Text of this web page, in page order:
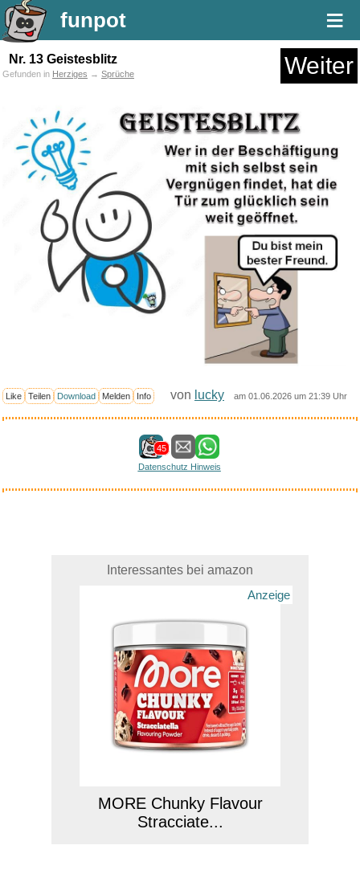
funpot ≡
Nr. 13 Geistesblitz Weiter
Gefunden in Herziges → Sprüche
Like Teilen Download Melden Info von lucky am 01.06.2026 um 21:39 Uhr
45
Datenschutz Hinweis
Interessantes bei amazon
Anzeige
MORE Chunky Flavour
Stracciate...